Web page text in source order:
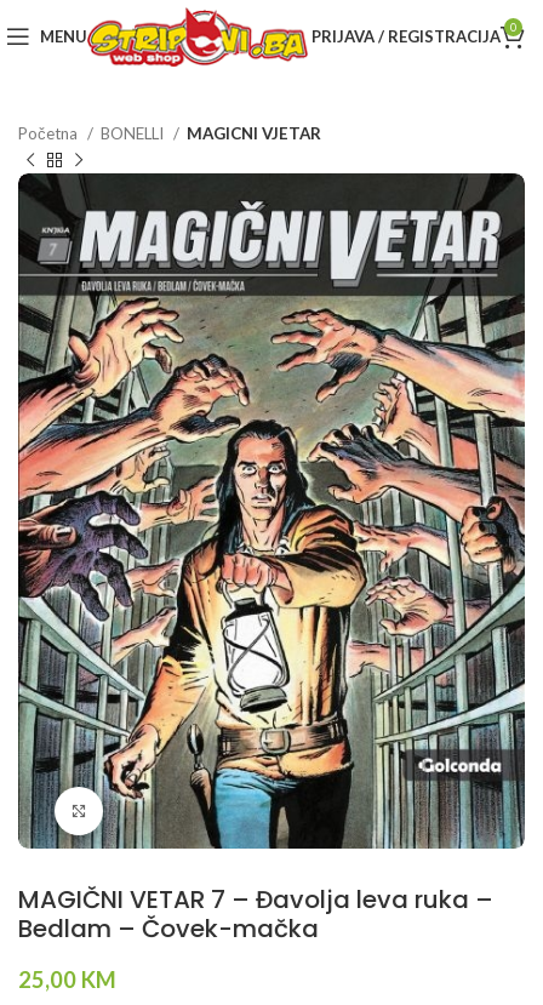
MENU PRIJAVA / REGISTRACIJA 0
Početna BONELLI MAGICNI VJETAR
Klikni da povečaš
MAGIČNI VETAR 7 – Đavolja leva ruka –
Bedlam – Čovek-mačka
25,00 KM